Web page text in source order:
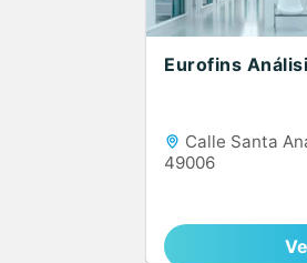
Eurofins
Calle Santa
49006